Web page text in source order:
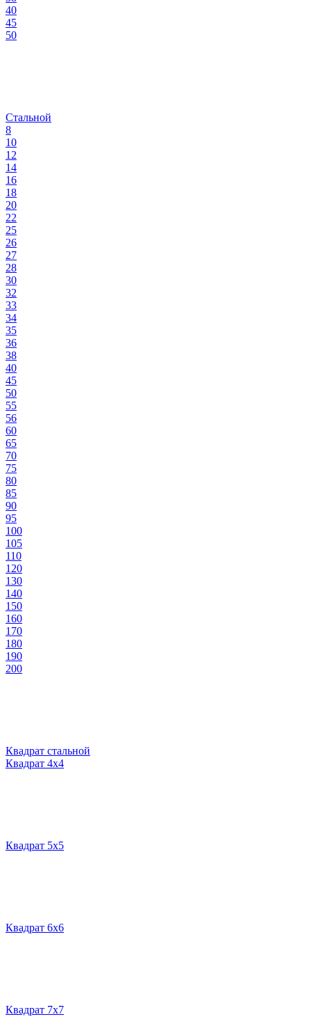
40
45
50
Стальной
8
10
12
14
16
18
20
22
25
26
27
28
30
32
33
34
35
36
38
40
45
50
55
56
60
65
70
75
80
85
90
95
100
105
110
120
130
140
150
160
170
180
190
200
Квадрат стальной
Квадрат 4х4
Квадрат 5х5
Квадрат 6х6
Квадрат 7х7